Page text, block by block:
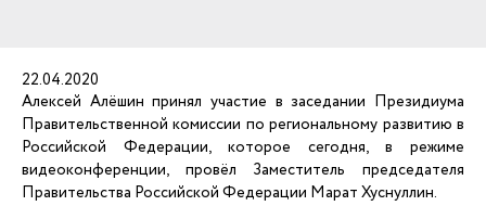
22.04.2020
Алексей Алёшин принял участие в заседании Президиума
Правительственной комиссии по региональному развитию в
Российской Федерации, которое сегодня, в режиме
видеоконференции, провёл Заместитель председателя
Правительства Российской Федерации Марат Хуснуллин.